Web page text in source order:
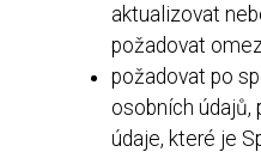
aktualizovat
požadovat
požadovat po
osobních údajů,
údaje, které je